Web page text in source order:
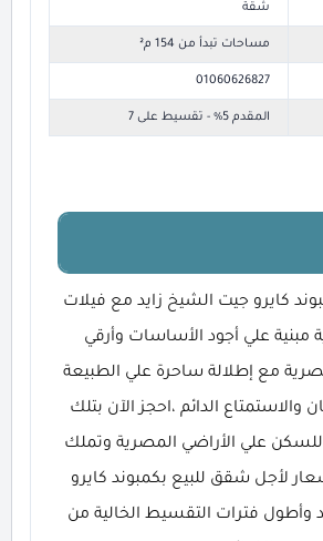
شقة
مساحات تبدأ من 154 م²
01060626827
المقدم 5% - تقسيط على 7
كايرو جيت الشيخ زايد مع فيلات
مبنية علي أجود الأساسات وأرقي
مع إطلالة ساحرة علي الطبيعة
الدائم ،احجز الآن بتلك
للسكن علي الأراضي المصرية وتملك
لأجل شقق للبيع بكمبوند كايرو
وأطول فترات التقسيط الخالية من